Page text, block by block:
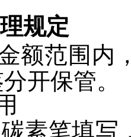
规定
额范围内
开保管。
素笔填写